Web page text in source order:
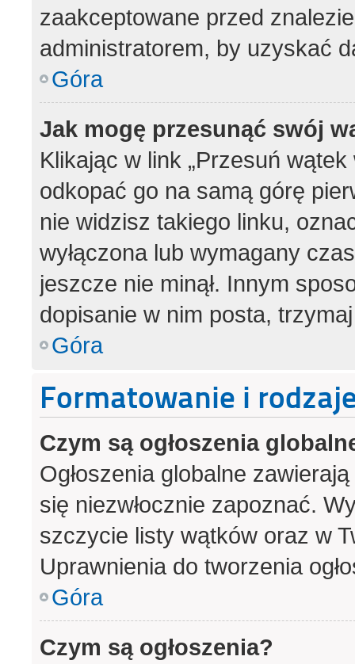
zaakceptowane przed
administratorem, by uzyskać
Góra
Jak mogę przesunąć swój
Klikając w link „Przesuń
odkopać go na samą górę
nie widzisz takiego linku,
wyłączona lub wymagany
jeszcze nie minął. Innym
dopisanie w nim posta,
Góra
Formatowanie i
Czym są ogłoszenia
Ogłoszenia globalne
się niezwłocznie zapoznać.
szczycie listy wątków oraz w
Uprawnienia do tworzenia
Góra
Czym są ogłoszenia?